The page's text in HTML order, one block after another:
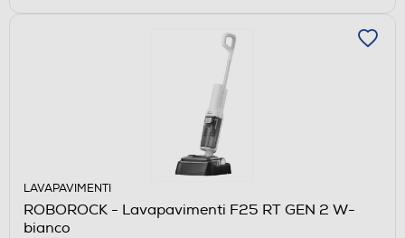
LAVAPAVIMENTI
ROBOROCK - Lavapavimenti F25 RT GEN 2 W-
bianco